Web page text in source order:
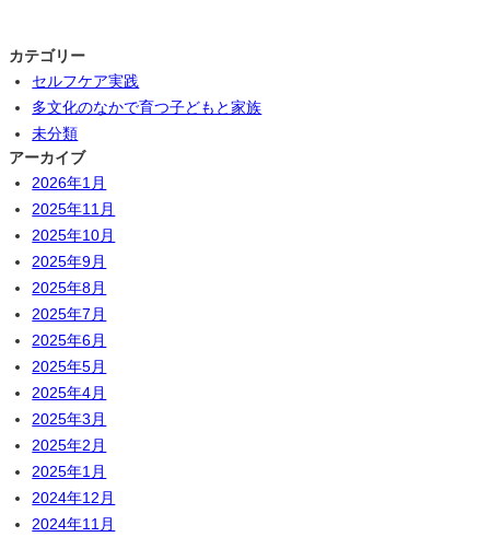
カテゴリー
セルフケア実践
多文化のなかで育つ子どもと家族
未分類
アーカイブ
2026年1月
2025年11月
2025年10月
2025年9月
2025年8月
2025年7月
2025年6月
2025年5月
2025年4月
2025年3月
2025年2月
2025年1月
2024年12月
2024年11月